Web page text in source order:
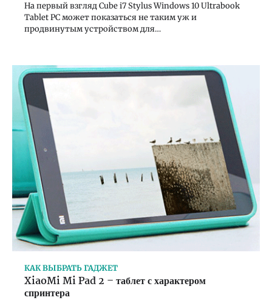
На первый взгляд Cube i7 Stylus Windows 10 Ultrabook
Tablet PC может показаться не таким уж и
продвинутым устройством для…
КАК ВЫБРАТЬ ГАДЖЕТ
XiaoMi Mi Pad 2 – таблет с характером
спринтера